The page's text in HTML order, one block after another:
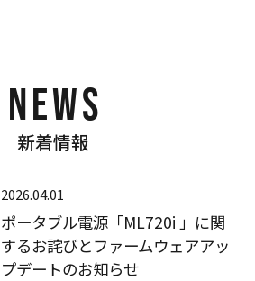
NEWS
新着情報
2026.04.01
ポータブル電源「ML720i 」に関
するお詫びとファームウェアアッ
プデートのお知らせ